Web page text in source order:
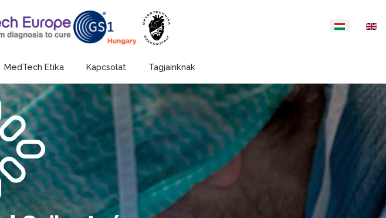
Válasszon nyelvet
MedTech Etika Kapcsolat Tagjainknak